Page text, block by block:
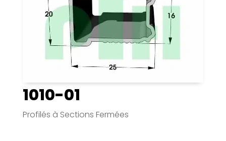
1010-01
Profilés à Sections Fermées